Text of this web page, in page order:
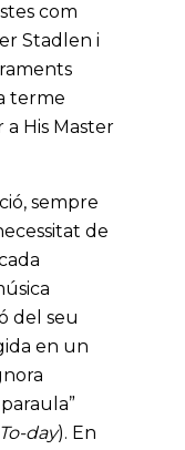
com
Stadlen i
terme
His Master
sempre
de
del seu
en un
day). En